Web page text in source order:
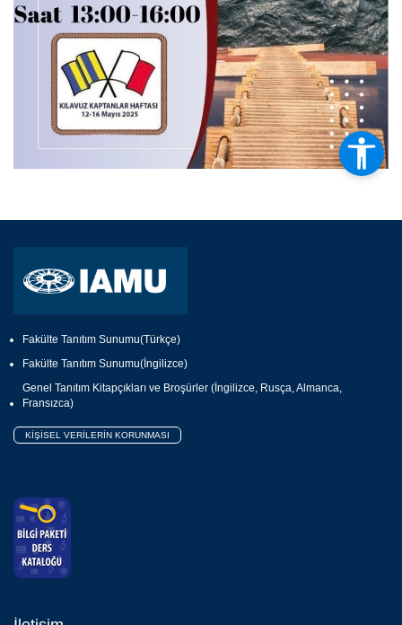
Fakülte Tanıtım Sunumu(Türkçe)
Fakülte Tanıtım Sunumu(İngilizce)
Genel Tanıtım Kitapçıkları ve Broşürler (İngilizce, Rusça, Almanca,
Fransızca)
KİŞİSEL VERİLERİN KORUNMASI